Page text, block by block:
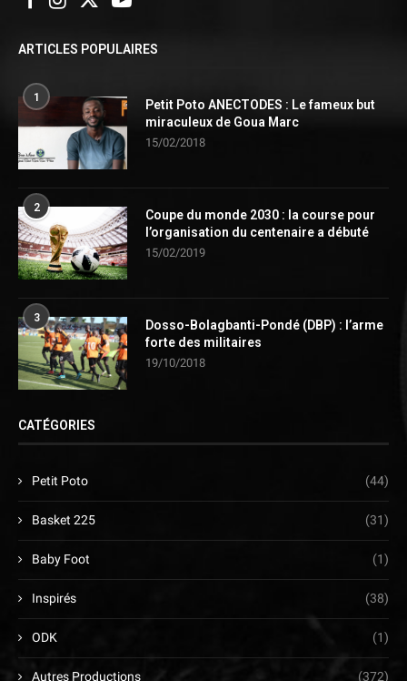
ARTICLES POPULAIRES
1
Petit Poto ANECTODES : Le fameux but
miraculeux de Goua Marc
15/02/2018
2
Coupe du monde 2030 : la course pour
l’organisation du centenaire a débuté
15/02/2019
3
Dosso-Bolagbanti-Pondé (DBP) : l’arme
forte des militaires
19/10/2018
CATÉGORIES
Petit Poto (44)
Basket 225 (31)
Baby Foot (1)
Inspirés (38)
ODK (1)
Autres Productions (372)